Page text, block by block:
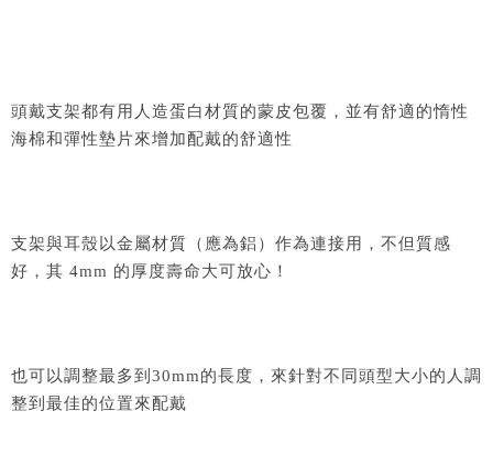
頭戴支架都有用人造蛋白材質的蒙皮包覆，並有舒適的惰性
海棉和彈性墊片來增加配戴的舒適性
支架與耳殼以金屬材質（應為鋁）作為連接用，不但質感
好，其 4mm 的厚度壽命大可放心！
也可以調整最多到30mm的長度，來針對不同頭型大小的人調
整到最佳的位置來配戴